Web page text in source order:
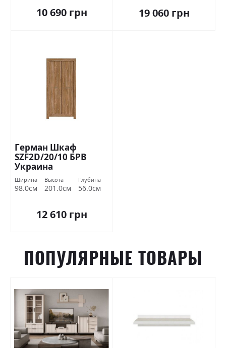
10 690 грн 19 060 грн
Герман Шкаф
SZF2D/20/10 БРВ
Украина
Ширина
98.0см
Высота
201.0см
Глубина
56.0см
12 610 грн
ПОПУЛЯРНЫЕ ТОВАРЫ